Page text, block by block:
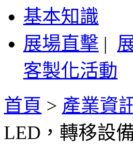
基本知識
展場直擊 |
客製化活動
首頁 > 產業資
LED，轉移設